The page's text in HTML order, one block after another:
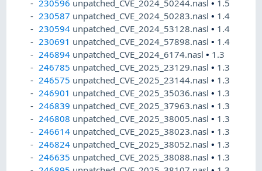
230596 unpatched_CVE_2024_50244.nasl• 1.5
230587 unpatched_CVE_2024_50283.nasl• 1.4
230594 unpatched_CVE_2024_53128.nasl• 1.4
230691 unpatched_CVE_2024_57898.nasl• 1.4
246894 unpatched_CVE_2024_6174.nasl• 1.3
246785 unpatched_CVE_2025_23129.nasl• 1.3
246575 unpatched_CVE_2025_23144.nasl• 1.3
246901 unpatched_CVE_2025_35036.nasl• 1.3
246839 unpatched_CVE_2025_37963.nasl• 1.3
246808 unpatched_CVE_2025_38005.nasl• 1.3
246614 unpatched_CVE_2025_38023.nasl• 1.3
246824 unpatched_CVE_2025_38052.nasl• 1.3
246635 unpatched_CVE_2025_38088.nasl• 1.3